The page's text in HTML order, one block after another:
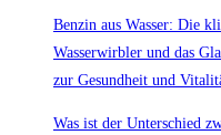
Benzin aus Wasser: Die
Wasserwirbler und das
zur Gesundheit und
Was ist der Unterschied